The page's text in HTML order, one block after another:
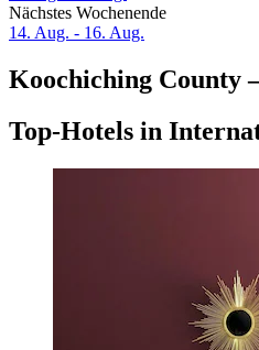
Nächstes Wochenende
14. Aug. - 16. Aug.
Koochiching County
Top-Hotels in